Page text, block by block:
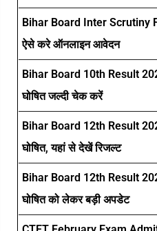
Bihar Board Inter Scrutiny
ऐसे करे ऑनलाइन आवेदन
Bihar Board 10th Result
घोषित जल्दी चेक करें
Bihar Board 12th Result
घोषित, यहां से देखें रिजल्ट
Bihar Board 12th Result
घोषित को लेकर बड़ी अपडेट